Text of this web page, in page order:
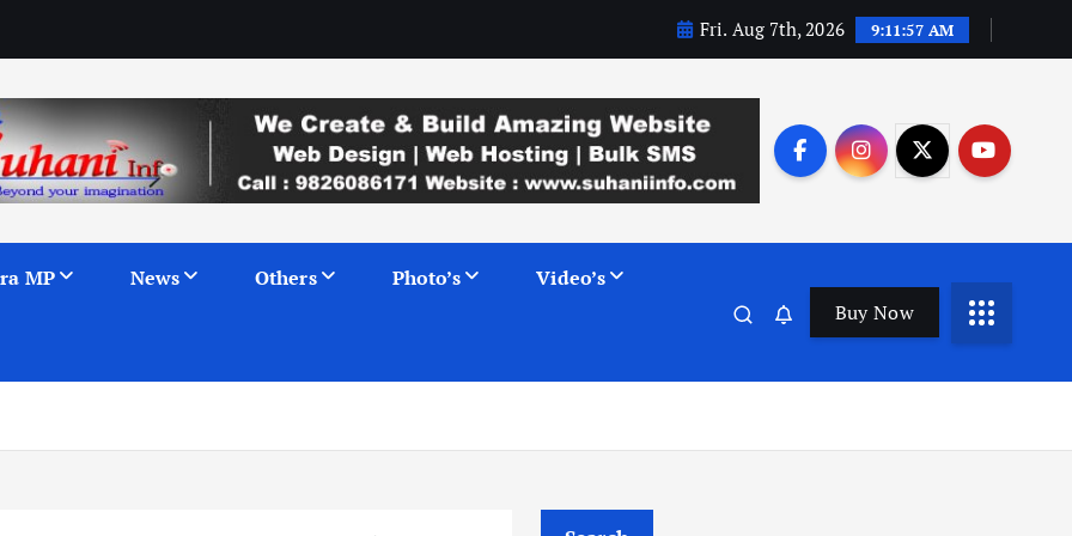
Fri. Aug 7th, 2026 9:11:58 AM
MP News Others Photo’s Video’s
Buy Now